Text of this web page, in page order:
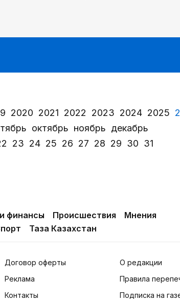
2020 2021 2022 2023 2024 2025
октябрь ноябрь декабрь
23 24 25 26 27 28 29 30 31
финансы Происшествия
Мнения
Таза Казахстан
Договор оферты
Реклама
Контакты
О редакции
Правила
Подписка на